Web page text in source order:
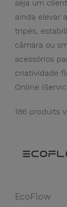
seja um
ainda elevar
tripés,
câmara ou
acessórios
criatividade
Online
186 produits
EcoFlow